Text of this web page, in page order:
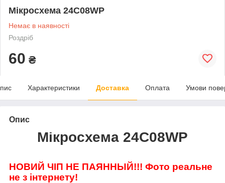
Мікросхема 24C08WP
Немає в наявності
Роздріб
60 ₴
Характеристики Доставка Оплата Умови
Опис
Мікросхема 24C08WP
НОВИЙ ЧІП НЕ ПАЯННЫЙ!!! Фото реальне
не з інтернету!